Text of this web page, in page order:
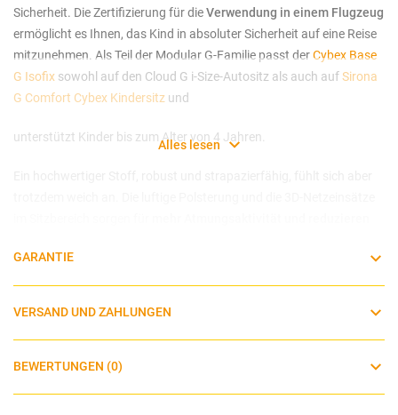
Sicherheit. Die Zertifizierung für dieVerwendung in einem Flugzeug
ermöglicht es Ihnen, das Kind in absoluter Sicherheit auf eine Reise
mitzunehmen. Als Teil der Modular G-Familie passt derCybex Base
G Isofix sowohl auf den Cloud G i-Size-Autositz als auch aufSirona
G Comfort Cybex Kindersitz und
unterstützt Kinder bis zum Alter von 4 Jahren.
das Schwitzen
Von der Geburt bis 24 Monate (40-87 cm; maximal 13 kg)
Ergonomische Position, vollständig liegend im Auto und auf
Alles lesen
GARANTIE
VERSAND UND ZAHLUNGEN
BEWERTUNGEN (0)